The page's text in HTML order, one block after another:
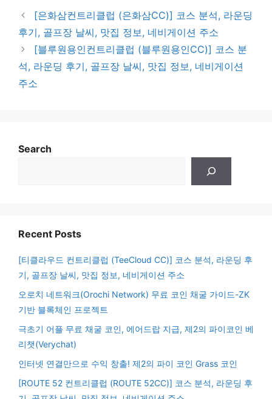
[은화삼컨트리클럽 (은화삼CC)] 코스 분석, 라운딩
후기, 골프장 날씨, 맛집 정보, 네비게이션 주소
[블루원용인컨트리클럽 (블루원용인CC)] 코스 분
석, 라운딩 후기, 골프장 날씨, 맛집 정보, 네비게이션
주소
Search
Recent Posts
[티클라우드 컨트리클럽 (TeeCloud CC)] 코스 분석, 라운딩 후
기, 골프장 날씨, 맛집 정보, 네비게이션 주소
오로치 네트워크(Orochi Network) 무료 코인 채굴 가이드-ZK
기반 블록체인 프로젝트
극초기 어플 무료 채굴 코인, 에어드랍 지급, 제2의 파이코인 베
리챗(Verychat)
인터넷 연결만으로 수익 창출! 제2의 파이 코인 Grass 코인
[ROUTE 52 컨트리클럽 (ROUTE 52CC)] 코스 분석, 라운딩 후